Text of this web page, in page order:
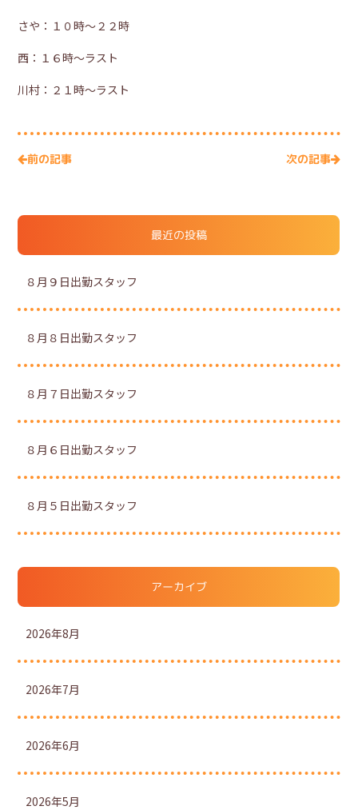
さや：１０時～２２時
西：１６時～ラスト
川村：２１時～ラスト
前の記事 次の記事
最近の投稿
８月９日出勤スタッフ
８月８日出勤スタッフ
８月７日出勤スタッフ
８月６日出勤スタッフ
８月５日出勤スタッフ
アーカイブ
2026年8月
2026年7月
2026年6月
2026年5月